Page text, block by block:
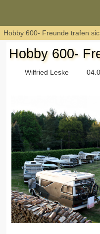
Hobby 600- Freunde trafen
Hobby 600-
Wilfried Leske